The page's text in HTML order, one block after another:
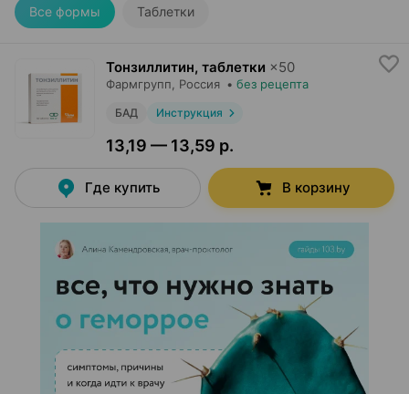
Все формы Таблетки
Тонзиллитин, таблетки ×50
Фармгрупп , Россия • без рецепта
БАД Инструкция
13,19 — 13,59 р.
Где купить В корзину